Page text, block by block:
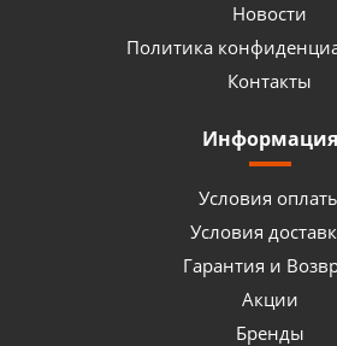
Новости
Политика
Контакты
Информация
Условия
Условия
Гарантия и
Акции
Бренды